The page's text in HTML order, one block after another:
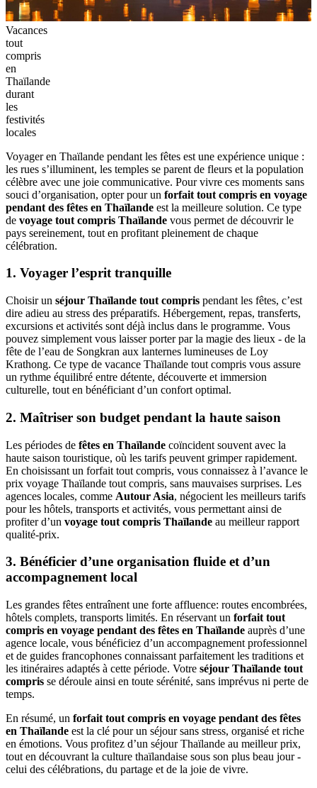
Vacances
tout
compris
en
Thaïlande
durant
les
festivités
locales
Voyager en Thaïlande pendant les fêtes est une expérience unique :
les rues s’illuminent, les temples se parent de fleurs et la population
célèbre avec une joie communicative. Pour vivre ces moments sans
souci d’organisation, opter pour un forfait tout compris en voyage
pendant des fêtes en Thaïlande est la meilleure solution. Ce type
de voyage tout compris Thaïlande vous permet de découvrir le
pays sereinement, tout en profitant pleinement de chaque
célébration.
1. Voyager l’esprit tranquille
Choisir un séjour Thaïlande tout compris pendant les fêtes, c’est
dire adieu au stress des préparatifs. Hébergement, repas, transferts,
excursions et activités sont déjà inclus dans le programme. Vous
pouvez simplement vous laisser porter par la magie des lieux - de la
fête de l’eau de Songkran aux lanternes lumineuses de Loy
Krathong. Ce type de vacance Thaïlande tout compris vous assure
un rythme équilibré entre détente, découverte et immersion
culturelle, tout en bénéficiant d’un confort optimal.
2. Maîtriser son budget pendant la haute saison
Les périodes de fêtes en Thaïlande coïncident souvent avec la
haute saison touristique, où les tarifs peuvent grimper rapidement.
En choisissant un forfait tout compris, vous connaissez à l’avance le
prix voyage Thaïlande tout compris, sans mauvaises surprises. Les
agences locales, comme Autour Asia, négocient les meilleurs tarifs
pour les hôtels, transports et activités, vous permettant ainsi de
profiter d’un voyage tout compris Thaïlande au meilleur rapport
qualité-prix.
3. Bénéficier d’une organisation fluide et d’un
accompagnement local
Les grandes fêtes entraînent une forte affluence: routes encombrées,
hôtels complets, transports limités. En réservant un forfait tout
compris en voyage pendant des fêtes en Thaïlande auprès d’une
agence locale, vous bénéficiez d’un accompagnement professionnel
et de guides francophones connaissant parfaitement les traditions et
les itinéraires adaptés à cette période. Votre séjour Thaïlande tout
compris se déroule ainsi en toute sérénité, sans imprévus ni perte de
temps.
En résumé, un forfait tout compris en voyage pendant des fêtes
en Thaïlande est la clé pour un séjour sans stress, organisé et riche
en émotions. Vous profitez d’un séjour Thaïlande au meilleur prix,
tout en découvrant la culture thaïlandaise sous son plus beau jour -
celui des célébrations, du partage et de la joie de vivre.